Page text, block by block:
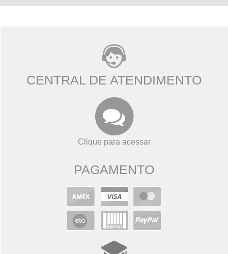
CENTRAL DE ATENDIMENTO
Clique para acessar
PAGAMENTO